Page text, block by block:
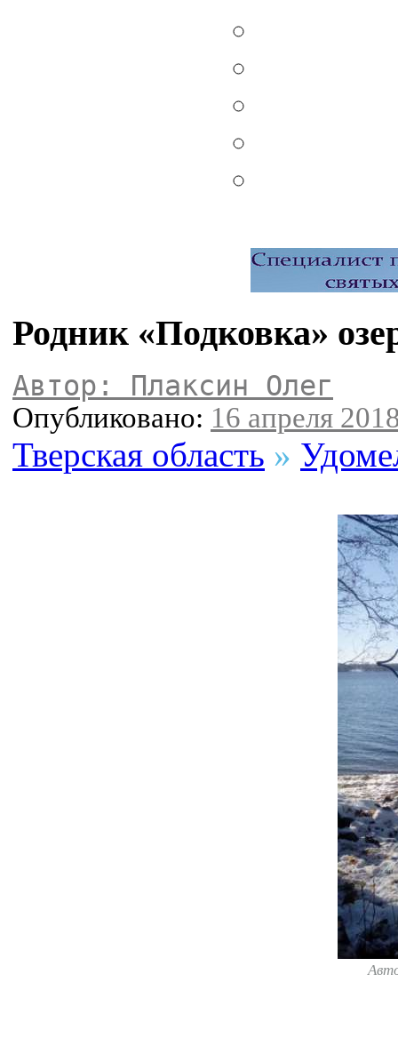
Родник «Подковка»
Автор: Плаксин Олег
Опубликовано: 16 апреля
Тверская область »